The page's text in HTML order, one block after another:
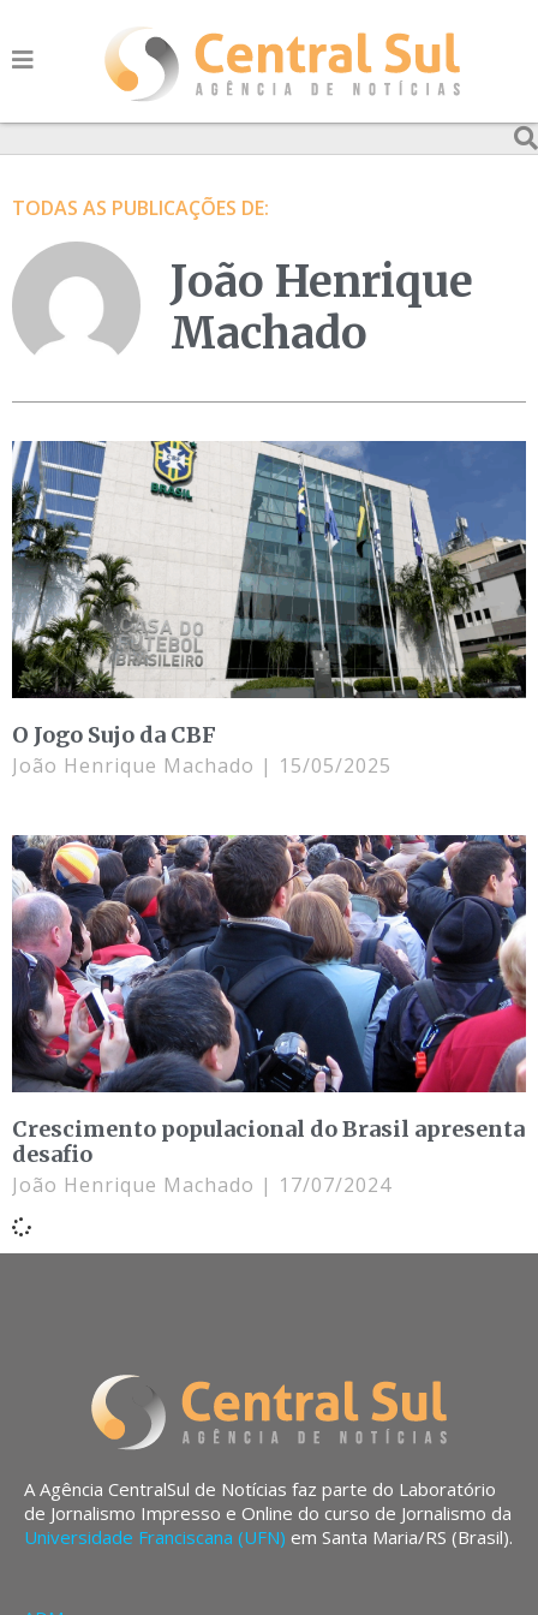
TODAS AS PUBLICAÇÕES DE:
João Henrique
Machado
O Jogo Sujo da CBF
João Henrique Machado 15/05/2025
Crescimento populacional do Brasil apresenta
desafio
João Henrique Machado 17/07/2024
A Agência CentralSul de Notícias faz parte do Laboratório
de Jornalismo Impresso e Online do curso de Jornalismo da
Universidade Franciscana (UFN) em Santa Maria/RS (Brasil).